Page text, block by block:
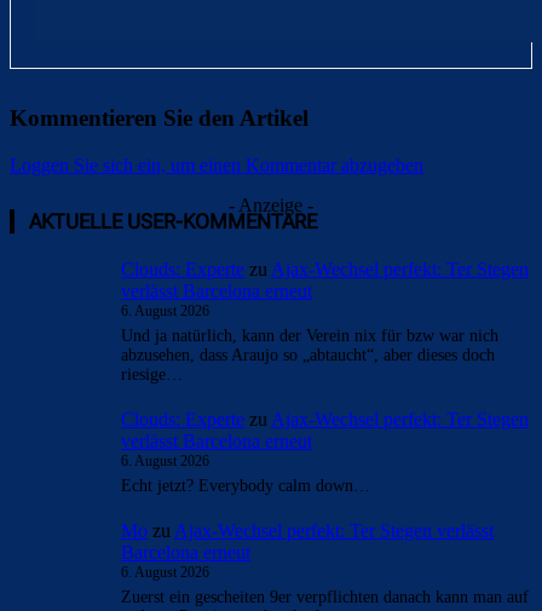
Kommentieren Sie den Artikel
Loggen Sie sich ein, um einen Kommentar abzugeben